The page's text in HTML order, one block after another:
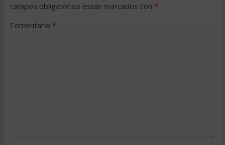
campos obligatorios están marcados con *
Comentario *